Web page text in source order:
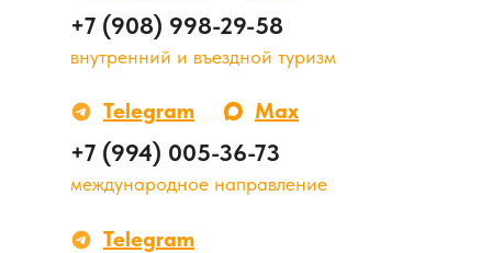
+7 (908) 998-29-58
Telegram
Telegram
+7 (994) 005-36-73
международное направление
внутренний и въездной туризм
Max